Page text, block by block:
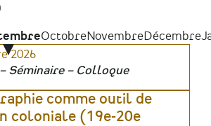
OctobreNovembreDécembre
2026
Séminaire – Colloque
comme outil de
coloniale (19e-20e